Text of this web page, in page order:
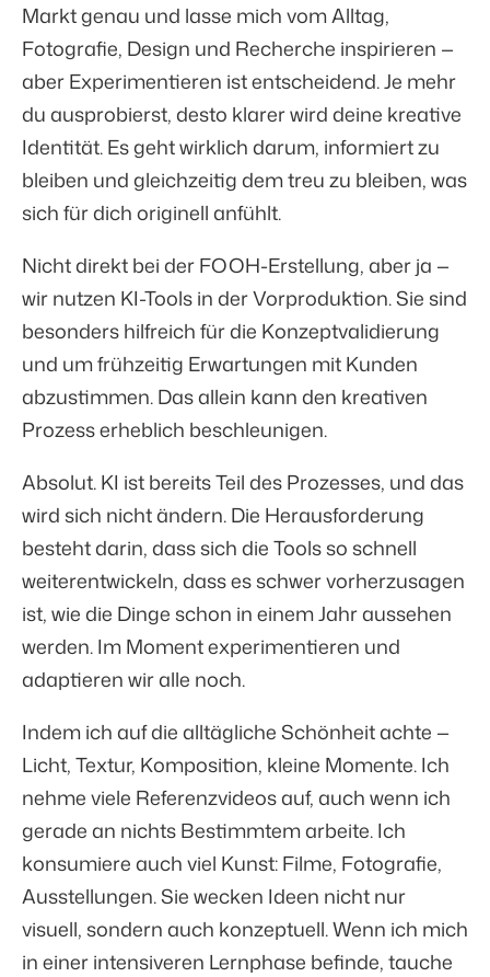
Markt genau und lasse mich vom Alltag,
Fotografie, Design und Recherche inspirieren —
aber Experimentieren ist entscheidend. Je mehr
du ausprobierst, desto klarer wird deine kreative
Identität. Es geht wirklich darum, informiert zu
bleiben und gleichzeitig dem treu zu bleiben, was
sich für dich originell anfühlt.
Nicht direkt bei der FOOH-Erstellung, aber ja —
wir nutzen KI-Tools in der Vorproduktion. Sie sind
besonders hilfreich für die Konzeptvalidierung
und um frühzeitig Erwartungen mit Kunden
abzustimmen. Das allein kann den kreativen
Prozess erheblich beschleunigen.
Absolut. KI ist bereits Teil des Prozesses, und das
wird sich nicht ändern. Die Herausforderung
besteht darin, dass sich die Tools so schnell
weiterentwickeln, dass es schwer vorherzusagen
ist, wie die Dinge schon in einem Jahr aussehen
werden. Im Moment experimentieren und
adaptieren wir alle noch.
Indem ich auf die alltägliche Schönheit achte —
Licht, Textur, Komposition, kleine Momente. Ich
nehme viele Referenzvideos auf, auch wenn ich
gerade an nichts Bestimmtem arbeite. Ich
konsumiere auch viel Kunst: Filme, Fotografie,
Ausstellungen. Sie wecken Ideen nicht nur
visuell, sondern auch konzeptuell. Wenn ich mich
in einer intensiveren Lernphase befinde, tauche